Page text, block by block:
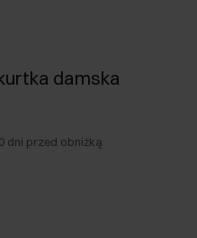
damska
dni przed obniżką